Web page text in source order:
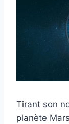
Tirant son
planète